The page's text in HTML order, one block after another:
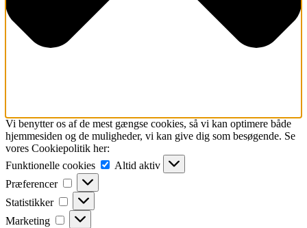
Vi benytter os af de mest gængse cookies, så vi kan optimere både
hjemmesiden og de muligheder, vi kan give dig som besøgende. Se
vores Cookiepolitik her:
Funktionelle cookies
Funktionelle
cookies
Altid aktiv
Præferencer
Præferencer
Statistikker Statistikker
Marketing Marketing